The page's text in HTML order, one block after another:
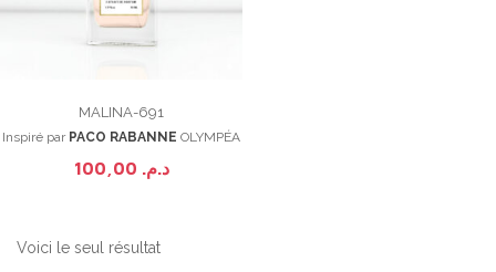
MALINA-691
Inspiré par PACO RABANNE OLYMPÉA
د.م.
Voici le seul résultat